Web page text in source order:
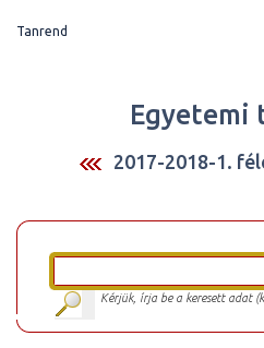
Tanrend
Egyetemi
2017-2018-1.
Kérjük, írja be a keresett adat